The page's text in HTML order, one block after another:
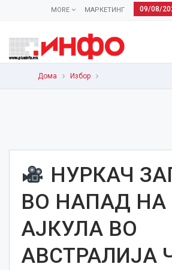
09/08/
МАРКЕТИНГ
MORE
Дома Избор
НУРКАЧ
ВО НАПАД НА
АЈКУЛА ВО
АВСТРАЛИЈА